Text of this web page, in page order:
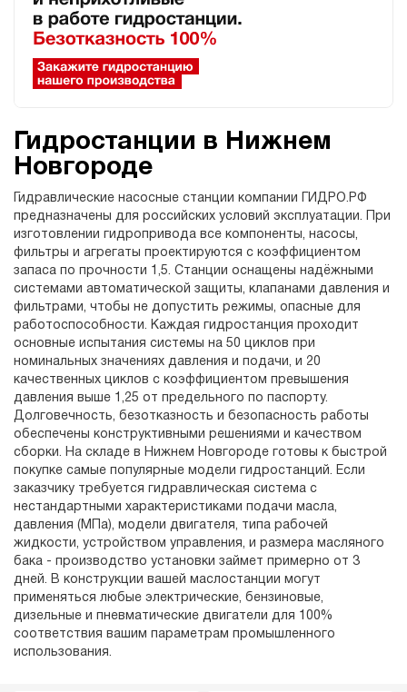
Гидростанции в Нижнем
Новгороде
Гидравлические насосные станции компании ГИДРО.РФ
предназначены для российских условий эксплуатации. При
изготовлении гидропривода все компоненты, насосы,
фильтры и агрегаты проектируются с коэффициентом
запаса по прочности 1,5. Станции оснащены надёжными
системами автоматической защиты, клапанами давления и
фильтрами, чтобы не допустить режимы, опасные для
работоспособности. Каждая гидростанция проходит
основные испытания системы на 50 циклов при
номинальных значениях давления и подачи, и 20
качественных циклов с коэффициентом превышения
давления выше 1,25 от предельного по паспорту.
Долговечность, безотказность и безопасность работы
обеспечены конструктивными решениями и качеством
сборки. На складе в Нижнем Новгороде готовы к быстрой
покупке самые популярные модели гидростанций. Если
заказчику требуется гидравлическая система с
нестандартными характеристиками подачи масла,
давления (МПа), модели двигателя, типа рабочей
жидкости, устройством управления, и размера масляного
бака - производство установки займет примерно от 3
дней. В конструкции вашей маслостанции могут
применяться любые электрические, бензиновые,
дизельные и пневматические двигатели для 100%
соответствия вашим параметрам промышленного
использования.